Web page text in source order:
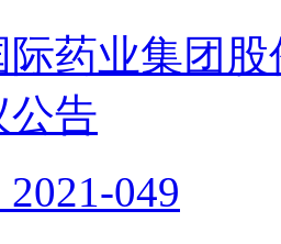
药业集团
公告
049